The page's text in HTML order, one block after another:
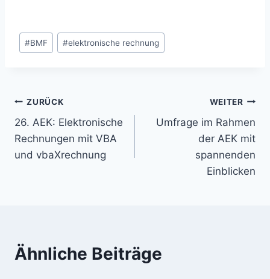
Beitrags-
Schlagwörter:
#BMF #elektronische rechnung
Beitragsnavigation
ZURÜCK
26. AEK: Elektronische
Rechnungen mit VBA
und vbaXrechnung
WEITER
Umfrage im Rahmen
der AEK mit
spannenden
Einblicken
Ähnliche Beiträge